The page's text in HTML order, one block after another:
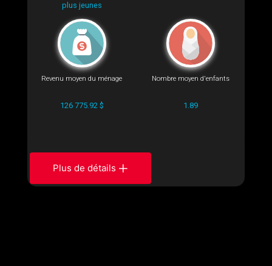
plus jeunes
Revenu moyen du ménage
126 775.92 $
Nombre moyen d'enfants
1.89
Plus de détails